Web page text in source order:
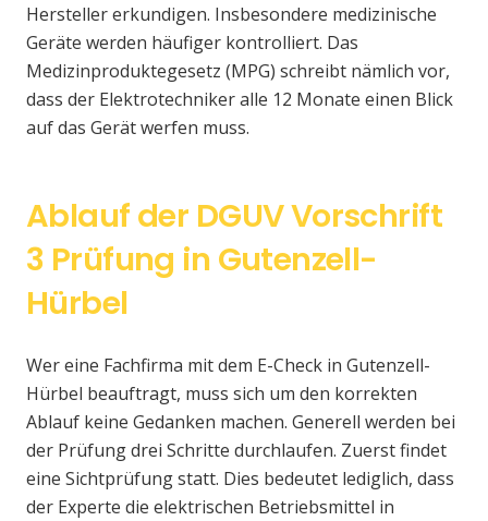
Hersteller erkundigen. Insbesondere medizinische
Geräte werden häufiger kontrolliert. Das
Medizinproduktegesetz (MPG) schreibt nämlich vor,
dass der Elektrotechniker alle 12 Monate einen Blick
auf das Gerät werfen muss.
Ablauf der DGUV Vorschrift
3 Prüfung in Gutenzell-
Hürbel
Wer eine Fachfirma mit dem E-Check in Gutenzell-
Hürbel beauftragt, muss sich um den korrekten
Ablauf keine Gedanken machen. Generell werden bei
der Prüfung drei Schritte durchlaufen. Zuerst findet
eine Sichtprüfung statt. Dies bedeutet lediglich, dass
der Experte die elektrischen Betriebsmittel in